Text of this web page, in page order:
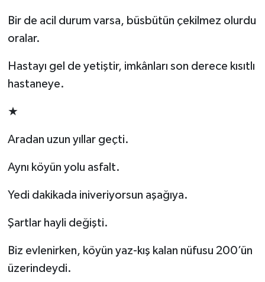
Bir de acil durum varsa, büsbütün çekilmez olurdu
oralar.
Hastayı gel de yetiştir, imkânları son derece kısıtlı
hastaneye.
★
Aradan uzun yıllar geçti.
Aynı köyün yolu asfalt.
Yedi dakikada iniveriyorsun aşağıya.
Şartlar hayli değişti.
Biz evlenirken, köyün yaz-kış kalan nüfusu 200’ün
üzerindeydi.